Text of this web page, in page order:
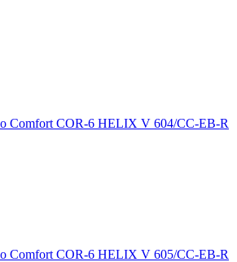
Comfort COR-6 HELIX V 604/CC-EB-R
Comfort COR-6 HELIX V 605/CC-EB-R